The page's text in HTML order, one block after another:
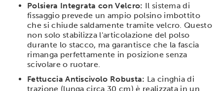
Polsiera Integrata con Velcro: Il sistema di
fissaggio prevede un ampio polsino imbottito
che si chiude saldamente tramite velcro. Questo
non solo stabilizza l'articolazione del polso
durante lo stacco, ma garantisce che la fascia
rimanga perfettamente in posizione senza
scivolare o ruotare.
Fettuccia Antiscivolo Robusta: La cinghia di
trazione (lunga circa 30 cm) è realizzata in un